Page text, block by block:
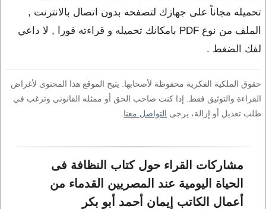
تحميله مجاناً على جهازك لتصفحه بدون اتصال بالانترنت ,
الملف من نوع PDF بامكانك تحميله و قراءته فورا , لا داعي
لفك الضغط .
حقوق الملكية الفكرية محفوظة لأصحابها. يتيح الموقع هذا المحتوى لأغراض
القراءة والتوثيق فقط. إذا كنت صاحب الحق أو ممثله القانوني وترغب في
طلب تعديل أو إزالة، يرجى التواصل معنا
مشاركات القراء حول كتاب النظافة فى
الحياة اليومية عند المصريين القدماء من
أعمال الكاتب إيمان أحمد أبو بكر